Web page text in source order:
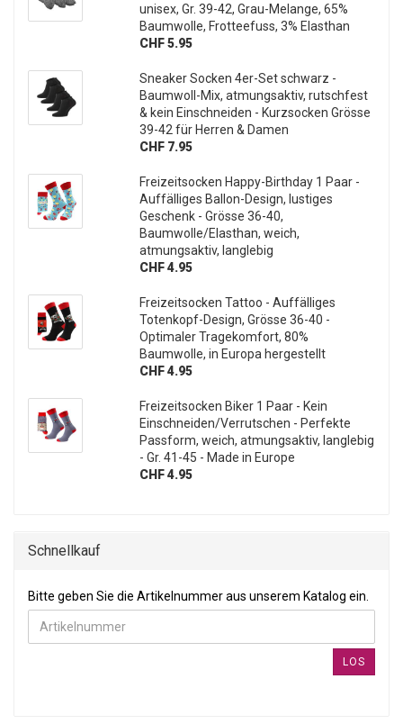
unisex, Gr. 39-42, Grau-Melange, 65%
Baumwolle, Frotteefuss, 3% Elasthan
CHF 5.95
Sneaker Socken 4er-Set schwarz -
Baumwoll-Mix, atmungsaktiv, rutschfest
& kein Einschneiden - Kurzsocken Grösse
39-42 für Herren & Damen
CHF 7.95
Freizeitsocken Happy-Birthday 1 Paar -
Auffälliges Ballon-Design, lustiges
Geschenk - Grösse 36-40,
Baumwolle/Elasthan, weich,
atmungsaktiv, langlebig
CHF 4.95
Freizeitsocken Tattoo - Auffälliges
Totenkopf-Design, Grösse 36-40 -
Optimaler Tragekomfort, 80%
Baumwolle, in Europa hergestellt
CHF 4.95
Freizeitsocken Biker 1 Paar - Kein
Einschneiden/Verrutschen - Perfekte
Passform, weich, atmungsaktiv, langlebig
- Gr. 41-45 - Made in Europe
CHF 4.95
Schnellkauf
BITTE GEBEN SIE DIE ARTIKELNUMMER AUS UNSEREM
Bitte geben Sie die Artikelnummer aus unserem Katalog ein.
LOS